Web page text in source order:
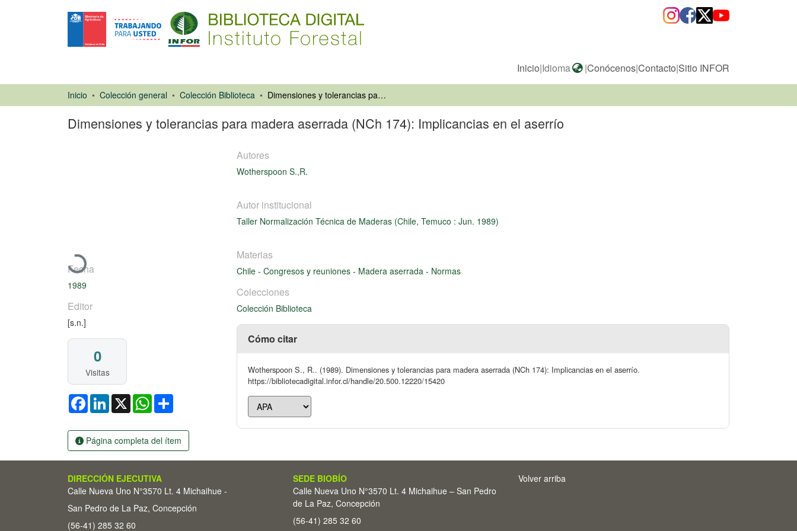
Inicio|Idioma |Conócenos|Contacto|Sitio INFOR
Inicio Colección general Colección Biblioteca Dimensiones y tolerancias para madera aserrada (NCh 174): Implicancias en el aserrío
Dimensiones y tolerancias para madera aserrada (NCh 174): Implicancias en el aserrío
Cargando...
Fecha
1989
Editor
[s.n.]
0
Visitas
FacebookLinkedIn
X WhatsApp
Página completa del ítem
Autores
Wotherspoon S.,R.
Autor institucional
Taller Normalización Técnica de Maderas (Chile, Temuco : Jun. 1989)
Materias
Chile - Congresos y reuniones - Madera aserrada - Normas
Colecciones
Colección Biblioteca
Cómo citar
Wotherspoon S., R.. (1989). Dimensiones y tolerancias para madera aserrada (NCh 174): Implicancias en el aserrío.
https://bibliotecadigital.infor.cl/handle/20.500.12220/15420
DIRECCIÓN EJECUTIVA
Calle Nueva Uno N°3570 Lt. 4 Michaihue -
San Pedro de La Paz, Concepción
(56-41) 285 32 60
SEDE BIOBÍO
Calle Nueva Uno N°3570 Lt. 4 Michaihue – San Pedro
de La Paz, Concepción
(56-41) 285 32 60
Volver arriba